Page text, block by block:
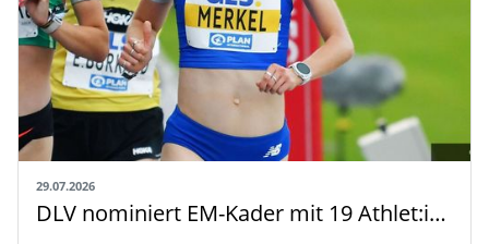
29.07.2026
DLV nominiert EM-Kader mit 19 Athlet:innen aus Baden-Württemberg